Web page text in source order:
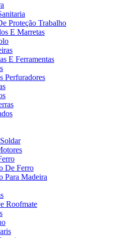
Proteção Trabalho
E Marretas
E Ferramentas
Perfuradores
De Ferro
Para Madeira
Roofmate